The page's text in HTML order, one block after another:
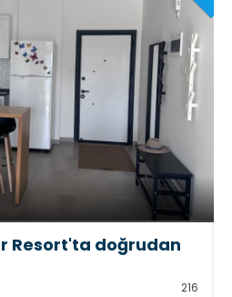
Resort'ta doğrudan
216